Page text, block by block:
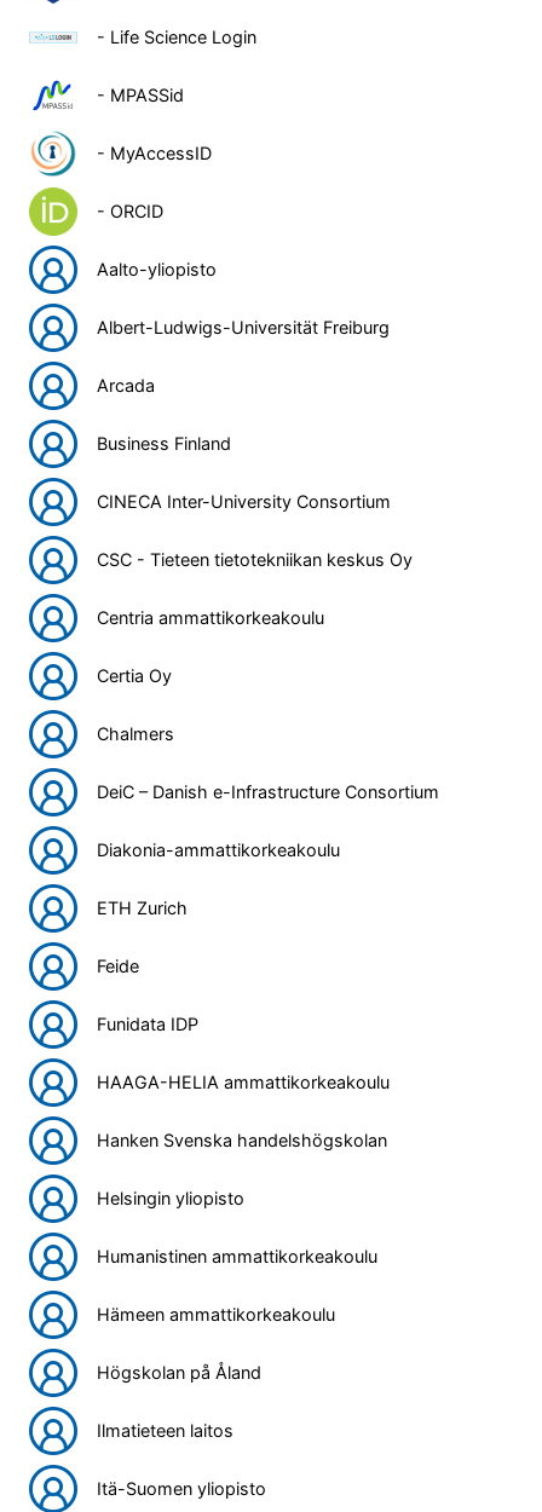
- Life Science Login
- MPASSid
- MyAccessID
- ORCID
Aalto-yliopisto
Albert-Ludwigs-Universität Freiburg
Arcada
Business Finland
CINECA Inter-University Consortium
CSC - Tieteen tietotekniikan keskus Oy
Centria ammattikorkeakoulu
Certia Oy
Chalmers
DeiC – Danish e-Infrastructure Consortium
Diakonia-ammattikorkeakoulu
ETH Zurich
Feide
Funidata IDP
HAAGA-HELIA ammattikorkeakoulu
Hanken Svenska handelshögskolan
Helsingin yliopisto
Humanistinen ammattikorkeakoulu
Hämeen ammattikorkeakoulu
Högskolan på Åland
Ilmatieteen laitos
Itä-Suomen yliopisto